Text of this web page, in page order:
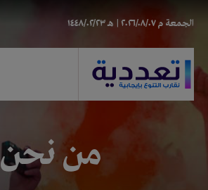
الجمعة م ٢٠٢٦/٠٨/٠٧ | هـ ١٤٤٨/٠٢/٢٣
من نحن